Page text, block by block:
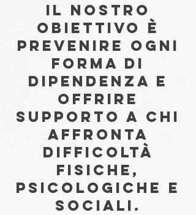
IL NOSTRO
OBIETTIVO È
PREVENIRE OGNI
FORMA DI
DIPENDENZA E
OFFRIRE
SUPPORTO A CHI
AFFRONTA
DIFFICOLTà
FISICHE,
PSICOLOGICHE E
SOCIALI.